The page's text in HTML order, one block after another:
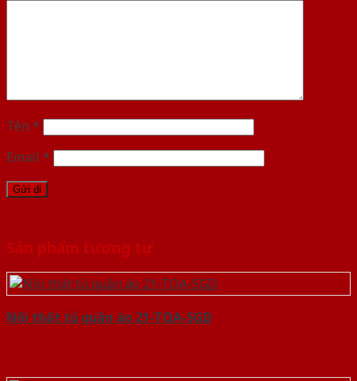
Tên *
Email *
Sản phẩm tương tự
Nội thất tủ quần áo 21-TQA-SGD